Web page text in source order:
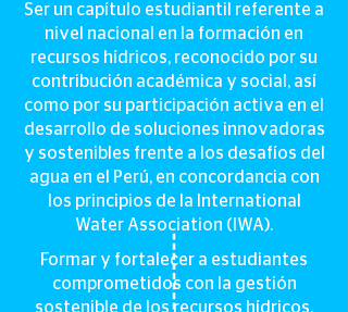
Ser un capítulo estudiantil referente a
nivel nacional en la formación en
recursos hídricos, reconocido por su
contribución académica y social, así
como por su participación activa en el
desarrollo de soluciones innovadoras
y sostenibles frente a los desafíos del
agua en el Perú, en concordancia con
los principios de la International
Water Association (IWA).
Formar y fortalecer a estudiantes
comprometidos con la gestión
sostenible de los recursos hídricos,